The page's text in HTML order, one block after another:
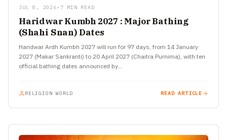
JUL 8, 2026 • 7 MIN READ
Haridwar Kumbh 2027 : Major Bathing
(Shahi Snan) Dates
Haridwar Ardh Kumbh 2027 will run for 97 days, from 14 January
2027 (Makar Sankranti) to 20 April 2027 (Chaitra Purnima), with ten
official bathing dates announced by…
RELIGION WORLD READ ARTICLE